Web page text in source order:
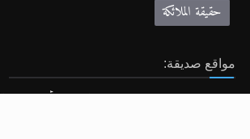
حقيقة الملائكة
مواقع صديقة:
Khilafa.net - موقع حضرة مرزا مسرور أحمد نصره الله